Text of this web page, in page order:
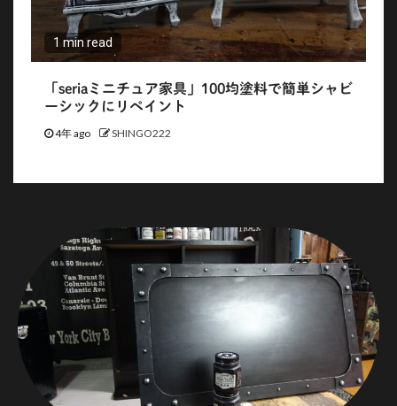
1 min read
「seriaミニチュア家具」100均塗料で簡単シャビ
ーシックにリペイント
4年 ago SHINGO222